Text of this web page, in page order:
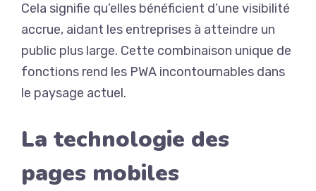
Cela signifie qu’elles bénéficient d’une visibilité
accrue, aidant les entreprises à atteindre un
public plus large. Cette combinaison unique de
fonctions rend les PWA incontournables dans
le paysage actuel.
La technologie des
pages mobiles